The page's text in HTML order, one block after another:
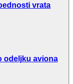
vrata
odeljku aviona